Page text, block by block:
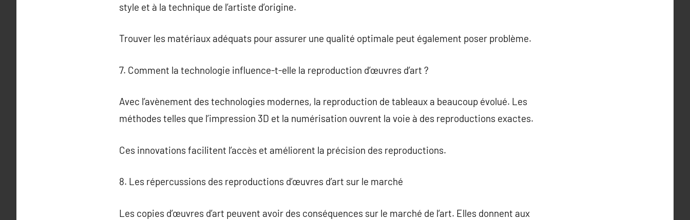
style et à la technique de l’artiste d’origine.
Trouver les matériaux adéquats pour assurer une qualité optimale peut également poser problème.
7. Comment la technologie influence-t-elle la reproduction d’œuvres d’art ?
Avec l’avènement des technologies modernes, la reproduction de tableaux a beaucoup évolué. Les
méthodes telles que l’impression 3D et la numérisation ouvrent la voie à des reproductions exactes.
Ces innovations facilitent l’accès et améliorent la précision des reproductions.
8. Les répercussions des reproductions d’œuvres d’art sur le marché
Les copies d’œuvres d’art peuvent avoir des conséquences sur le marché de l’art. Elles donnent aux